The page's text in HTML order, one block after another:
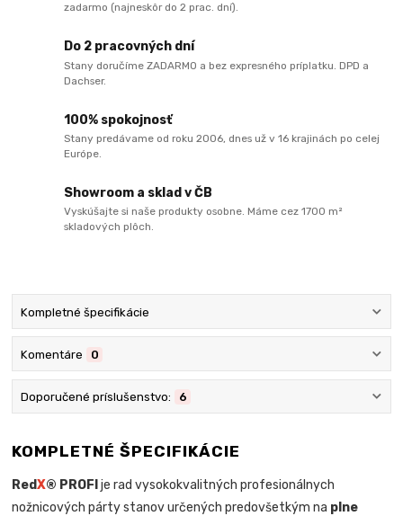
zadarmo (najneskôr do 2 prac. dní).
Do 2 pracovných dní
Stany doručíme ZADARMO a bez expresného príplatku. DPD a
Dachser.
100% spokojnosť
Stany predávame od roku 2006, dnes už v 16 krajinách po celej
Európe.
Showroom a sklad v ČB
Vyskúšajte si naše produkty osobne. Máme cez 1700 m²
skladových plôch.
Kompletné špecifikácie
Komentáre 0
Doporučené príslušenstvo: 6
KOMPLETNÉ ŠPECIFIKÁCIE
RedX® PROFI je rad vysokokvalitných profesionálnych
nožnicových párty stanov určených predovšetkým na plne